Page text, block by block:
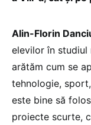
Alin-Florin
elevilor în
arătăm cum se
tehnologie,
este bine să
proiecte scurte,